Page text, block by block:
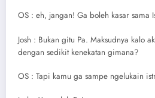
OS : eh, jangan! Ga boleh kasar sama
Josh : Bukan gitu Pa. Maksudnya kalo
dengan sedikit kenekatan gimana?
OS : Tapi kamu ga sampe ngelukain